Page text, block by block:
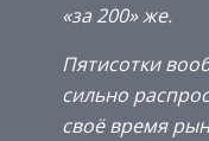
«за 200» же.
Пятисотки
сильно
своё время